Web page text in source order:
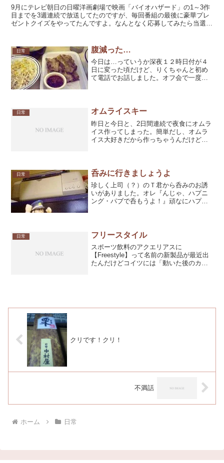
9月にテレビ朝日の日曜洋画劇場で映画「バイオハザード」の1～3作
目までを3週連続で放送してたのですが、毎回番組の最後に豪華プレ
ゼントクイズをやってたんですよ。なんとなく応募してみたら当選し
日常 腹減った…
今日は…っていうか深夜１２時日付が４
日に変った頃だけど、りくちゃんと初め
て電話でお話しました。オフ会で一度逢
旦那！３０超えたおじさん...
日常 オムライスキー
昨日と今日と、2日間連続で夜食にオムラ
イス作ってしまった。簡単だし、オムラ
イス大好きだから作っちゃうんだけど、
う。昨日は『サザエさん...
日常 呑みに行きましょうよ
珍しく上司（？）のＴ君から呑みのお誘
いがありました。オレ『んじゃ、ハプニ
ング・パブで呑もうよ！』頑なにハプニ
そばで呑んで話してるだけ...
日常 フリースタイル
スポーツ飲料のアクエリアスに
【Freestyle】って名前の新製品が最近出
たんだけどコイツには「動いた後のカラ
クリです！クリ！
不満話
ホーム 日常